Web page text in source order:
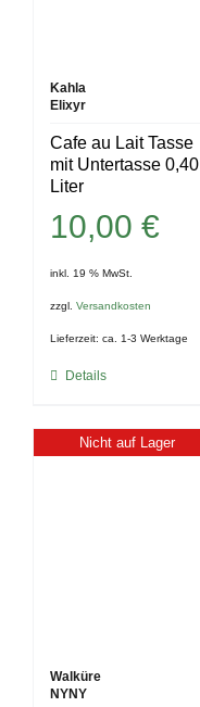
Kahla
Elixyr
Cafe au Lait Tasse
mit Untertasse 0,40
Liter
10,00 €
inkl. 19 % MwSt.
zzgl. Versandkosten
Lieferzeit: ca. 1-3 Werktage
Details
Nicht auf Lager
Walküre
NYNY